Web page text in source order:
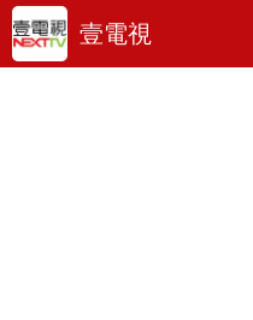
壹電視